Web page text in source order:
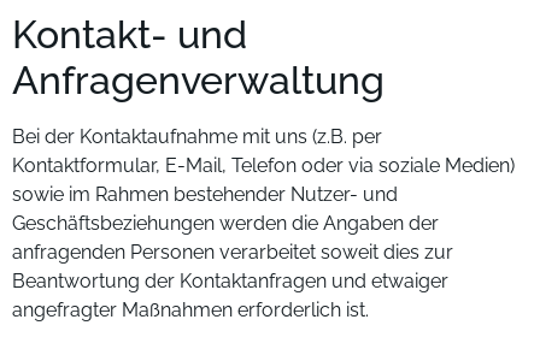
Kontakt- und
Anfragenverwaltung
Bei der Kontaktaufnahme mit uns (z.B. per
Kontaktformular, E-Mail, Telefon oder via soziale Medien)
sowie im Rahmen bestehender Nutzer- und
Geschäftsbeziehungen werden die Angaben der
anfragenden Personen verarbeitet soweit dies zur
Beantwortung der Kontaktanfragen und etwaiger
angefragter Maßnahmen erforderlich ist.